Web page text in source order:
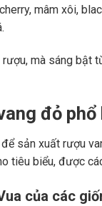
mâm xôi,
mà sáng
đỏ
sản xuất rượu
tiêu biểu, được
của các